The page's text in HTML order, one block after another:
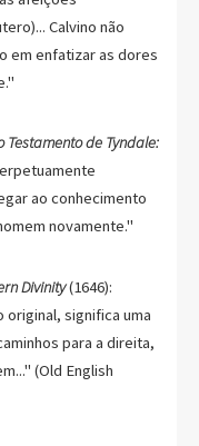
Calvino não
em enfatizar as dores
Testamento de Tyndale:
ao conhecimento
novamente."
Divinity(1646):
significa uma
para a direita,
(Old English